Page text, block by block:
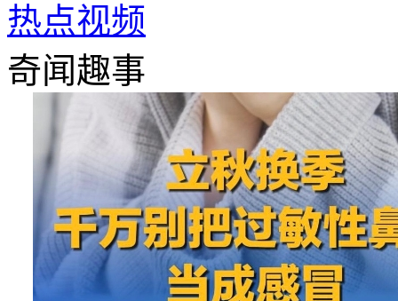
热点视频
奇闻趣事